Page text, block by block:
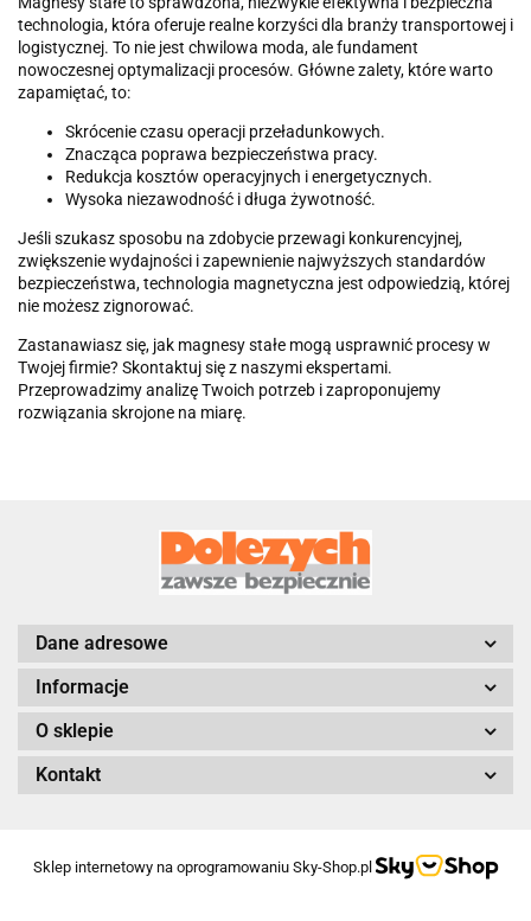
technologia, która oferuje realne korzyści dla branży transportowej i
logistycznej. To nie jest chwilowa moda, ale fundament
nowoczesnej optymalizacji procesów. Główne zalety, które warto
zapamiętać, to:
Skrócenie czasu operacji przeładunkowych.
Znacząca poprawa bezpieczeństwa pracy.
Redukcja kosztów operacyjnych i energetycznych.
Wysoka niezawodność i długa żywotność.
Jeśli szukasz sposobu na zdobycie przewagi konkurencyjnej,
zwiększenie wydajności i zapewnienie najwyższych standardów
bezpieczeństwa, technologia magnetyczna jest odpowiedzią, której
nie możesz zignorować.
Zastanawiasz się, jak magnesy stałe mogą usprawnić procesy w
Twojej firmie? Skontaktuj się z naszymi ekspertami.
Przeprowadzimy analizę Twoich potrzeb i zaproponujemy
rozwiązania skrojone na miarę.
Dane adresowe
Informacje
O sklepie
Kontakt
Sklep internetowy na oprogramowaniu Sky-Shop.pl